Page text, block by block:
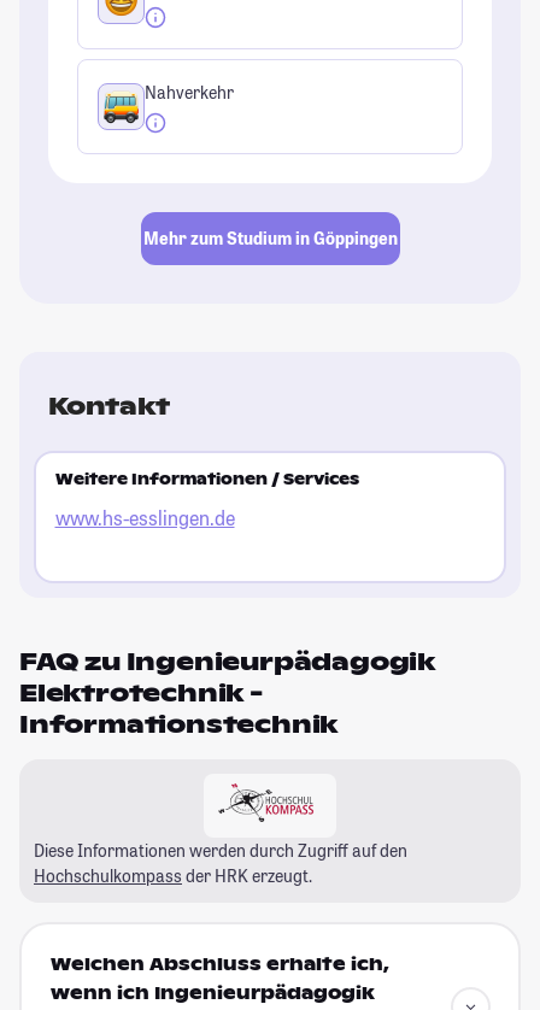
Nahverkehr
Mehr zum Studium in Göppingen
Kontakt
Weitere Informationen / Services
www.hs-esslingen.de
FAQ zu Ingenieurpädagogik
Elektrotechnik -
Informationstechnik
Diese Informationen werden durch Zugriff auf den
Hochschulkompass der HRK erzeugt.
Welchen Abschluss erhalte ich,
wenn ich Ingenieurpädagogik